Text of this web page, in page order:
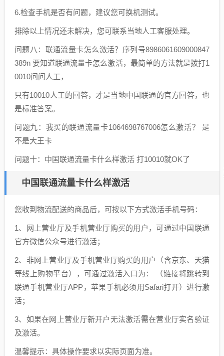
6.检查手机是否有问题，建议您可换机测试。
排除以上情况还未解决，您可联系当地人工客服处理。
问题八：联通流量卡怎么激活？序列号8986061609000847
389n 要知道联通流量卡怎么激活，最简单的方法就是拨打1
0010问问人工，
只有10010人工的回答，才是当地中国联通的官方回答，也
是标准答案。
问题九：我买的联通流量卡1064698767006怎么激活？ 是
不是大王卡
问题十：中国联通流量卡什么样激活 打10010就OK了
中国联通流量卡什么样激活
您收到物流配送的商品后，可按以下方式激活手机号码：
1、网上营业厅及手机营业厅购买的用户，可通过中国联通
官方微信公众号进行激活；
2、非网上营业厅及手机营业厅购买的用户（含京东、天猫
等线上购物平台），可通过激活入口为： （链接将跳转到
联通手机营业厅APP，苹果手机必须用Safari打开）进行激
活；
3、如果在网上营业厅新开户无法激活需在营业厅实名验证
及激活。
温馨提示：具体操作要求以实际页面为准。